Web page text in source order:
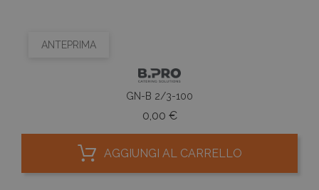
ANTEPRIMA
GN-B 2/3-100
0,00 €Prezzo
AGGIUNGI AL CARRELLO